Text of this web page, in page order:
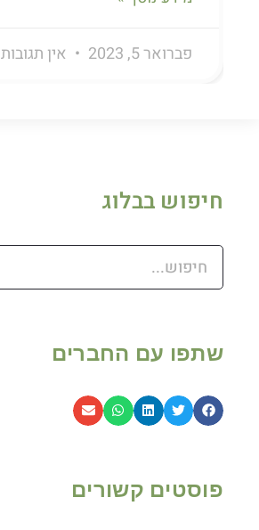
פברואר 5, 2023 אין תגובות
חיפוש בבלוג
שתפו עם החברים
פוסטים קשורים